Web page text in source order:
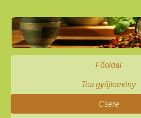
Főoldal
Tea gyűjtemény
Csere